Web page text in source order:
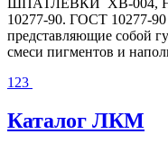
ШПАТЛЕВКИ ХВ-004,
10277-90. ГОСТ 10277-90
представляющие собой
смеси пигментов и
1 23
Каталог ЛКМ